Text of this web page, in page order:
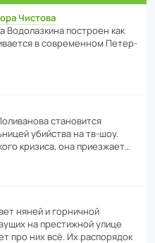
Чистова
пост­роен как
в совре­менном Пете­р­
стано­вится
убийства на тв-шоу.
кризиса, она приезжает…
няней и горни­чной
на прес­ти­жной улице
про них всё. Их распо­рядок